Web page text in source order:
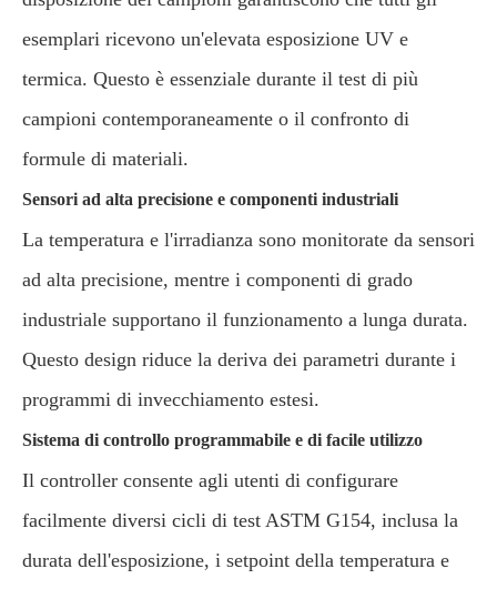
esemplari ricevono un'elevata esposizione UV e
termica. Questo è essenziale durante il test di più
campioni contemporaneamente o il confronto di
formule di materiali.
Sensori ad alta precisione e componenti industriali
La temperatura e l'irradianza sono monitorate da sensori
ad alta precisione, mentre i componenti di grado
industriale supportano il funzionamento a lunga durata.
Questo design riduce la deriva dei parametri durante i
programmi di invecchiamento estesi.
Sistema di controllo programmabile e di facile utilizzo
Il controller consente agli utenti di configurare
facilmente diversi cicli di test ASTM G154, inclusa la
durata dell'esposizione, i setpoint della temperatura e